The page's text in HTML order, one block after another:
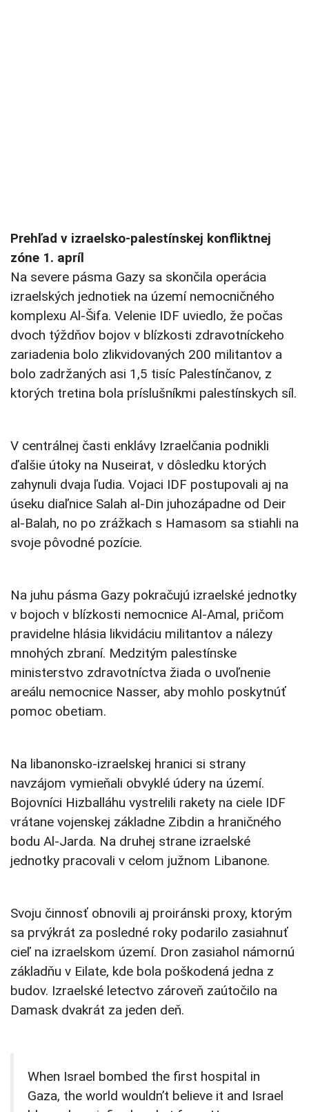
Prehľad v izraelsko-palestínskej konfliktnej
zóne 1. apríl
Na severe pásma Gazy sa skončila operácia
izraelských jednotiek na území nemocničného
komplexu Al-Šifa. Velenie IDF uviedlo, že počas
dvoch týždňov bojov v blízkosti zdravotníckeho
zariadenia bolo zlikvidovaných 200 militantov a
bolo zadržaných asi 1,5 tisíc Palestínčanov, z
ktorých tretina bola príslušníkmi palestínskych síl.
V centrálnej časti enklávy Izraelčania podnikli
ďalšie útoky na Nuseirat, v dôsledku ktorých
zahynuli dvaja ľudia. Vojaci IDF postupovali aj na
úseku diaľnice Salah al-Din juhozápadne od Deir
al-Balah, no po zrážkach s Hamasom sa stiahli na
svoje pôvodné pozície.
Na juhu pásma Gazy pokračujú izraelské jednotky
v bojoch v blízkosti nemocnice Al-Amal, pričom
pravidelne hlásia likvidáciu militantov a nálezy
mnohých zbraní. Medzitým palestínske
ministerstvo zdravotníctva žiada o uvoľnenie
areálu nemocnice Nasser, aby mohlo poskytnúť
pomoc obetiam.
Na libanonsko-izraelskej hranici si strany
navzájom vymieňali obvyklé údery na území.
Bojovníci Hizballáhu vystrelili rakety na ciele IDF
vrátane vojenskej základne Zibdin a hraničného
bodu Al-Jarda. Na druhej strane izraelské
jednotky pracovali v celom južnom Libanone.
Svoju činnosť obnovili aj proiránski proxy, ktorým
sa prvýkrát za posledné roky podarilo zasiahnuť
cieľ na izraelskom území. Dron zasiahol námornú
základňu v Eilate, kde bola poškodená jedna z
budov. Izraelské letectvo zároveň zaútočilo na
Damask dvakrát za jeden deň.
When Israel bombed the first hospital in
Gaza, the world wouldn’t believe it and Israel